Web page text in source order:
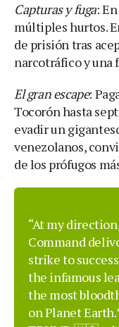
Capturas y fuga:
múltiples hurtos.
de prisión tras
narcotráfico y una
El gran escape:
Tocorón hasta
evadir un
venezolanos,
de los prófugos
“At my
Command
strike to
the infamous
the most
on Planet